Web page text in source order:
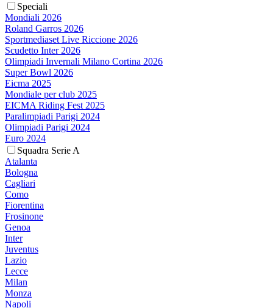
Speciali
Mondiali 2026
Roland Garros 2026
Sportmediaset Live Riccione 2026
Scudetto Inter 2026
Olimpiadi Invernali Milano Cortina 2026
Super Bowl 2026
Eicma 2025
Mondiale per club 2025
EICMA Riding Fest 2025
Paralimpiadi Parigi 2024
Olimpiadi Parigi 2024
Euro 2024
Squadra Serie A
Atalanta
Bologna
Cagliari
Como
Fiorentina
Frosinone
Genoa
Inter
Juventus
Lazio
Lecce
Milan
Monza
Napoli